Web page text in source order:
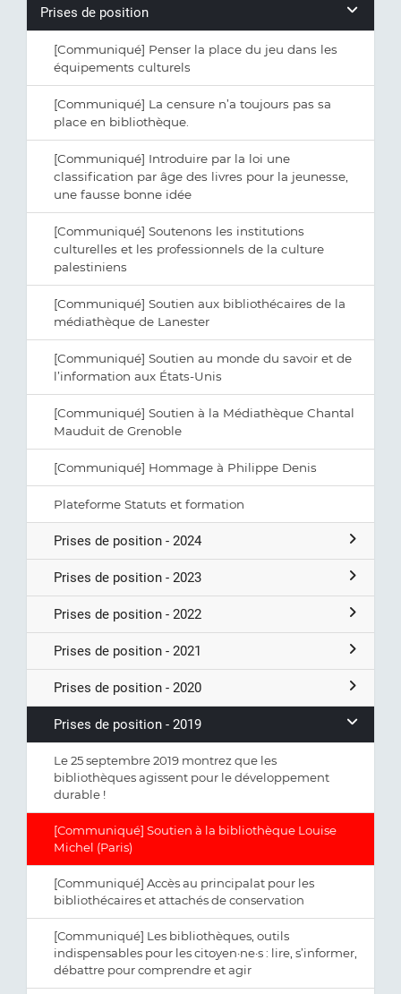
Prises de position
[Communiqué] Penser la place du jeu dans les
équipements culturels
[Communiqué] La censure n’a toujours pas sa
place en bibliothèque.
[Communiqué] Introduire par la loi une
classification par âge des livres pour la jeunesse,
une fausse bonne idée
[Communiqué] Soutenons les institutions
culturelles et les professionnels de la culture
palestiniens
[Communiqué] Soutien aux bibliothécaires de la
médiathèque de Lanester
[Communiqué] Soutien au monde du savoir et de
l’information aux États-Unis
[Communiqué] Soutien à la Médiathèque Chantal
Mauduit de Grenoble
[Communiqué] Hommage à Philippe Denis
Plateforme Statuts et formation
Prises de position - 2024
Prises de position - 2023
Prises de position - 2022
Prises de position - 2021
Prises de position - 2020
Prises de position - 2019
Le 25 septembre 2019 montrez que les
bibliothèques agissent pour le développement
durable !
[Communiqué] Soutien à la bibliothèque Louise
Michel (Paris)
[Communiqué] Accès au principalat pour les
bibliothécaires et attachés de conservation
[Communiqué] Les bibliothèques, outils
indispensables pour les citoyen·ne·s : lire, s’informer,
débattre pour comprendre et agir